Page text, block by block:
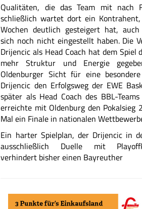
Qualitäten, die das Team mit nach
schließlich wartet dort ein
Wochen deutlich gesteigert hat,
sich noch nicht eingestellt haben. Die
Drijencic als Head Coach hat dem
mehr Struktur und Energie
Oldenburger Sicht für eine
Drijencic den Erfolgsweg der EWE
später als Head Coach des BBL-
erreichte mit Oldenburg den Pokalsieg
Mal ein Finale in nationalen
Ein harter Spielplan, der Drijencic in
ausschließlich Duelle mit
verhindert bisher einen Bayreuther